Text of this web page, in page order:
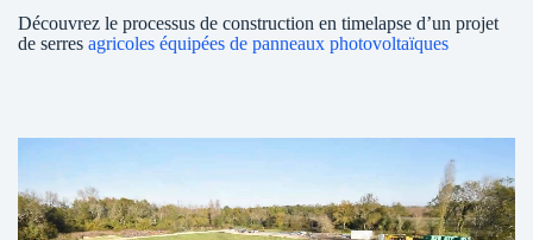
Découvrez le processus de construction en timelapse d’un projet
de serres agricoles équipées de panneaux photovoltaïques